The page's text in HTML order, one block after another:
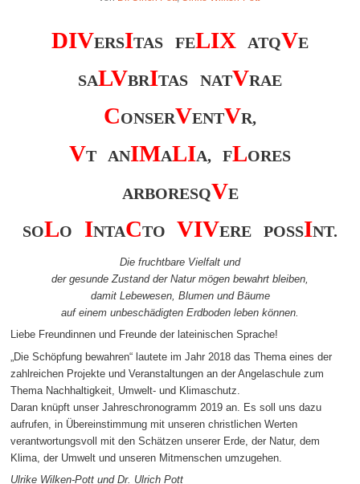
DIVERSITAS FELIX ATQVE
SALVBRITAS NATVRAE
CONSERVENTVR,
VT ANIMALIA, FLORES
ARBORESQVE
SOLO INTACTO VIVERE POSSINT.
Die fruchtbare Vielfalt und
der gesunde Zustand der Natur mögen bewahrt bleiben,
damit Lebewesen, Blumen und Bäume
auf einem unbeschädigten Erdboden leben können.
Liebe Freundinnen und Freunde der lateinischen Sprache!
„Die Schöpfung bewahren“ lautete im Jahr 2018 das Thema eines der
zahlreichen Projekte und Veranstaltungen an der Angelaschule zum
Thema Nachhaltigkeit, Umwelt- und Klimaschutz.
Daran knüpft unser Jahreschronogramm 2019 an. Es soll uns dazu
aufrufen, in Übereinstimmung mit unseren christlichen Werten
verantwortungsvoll mit den Schätzen unserer Erde, der Natur, dem
Klima, der Umwelt und unseren Mitmenschen umzugehen.
Ulrike Wilken-Pott und Dr. Ulrich Pott